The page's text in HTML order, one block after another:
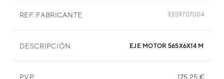
REF. FABRICANTE 9359707004
DESCRIPCIÓN EJE MOTOR 565X6X14 MM
PVP 175,25 €